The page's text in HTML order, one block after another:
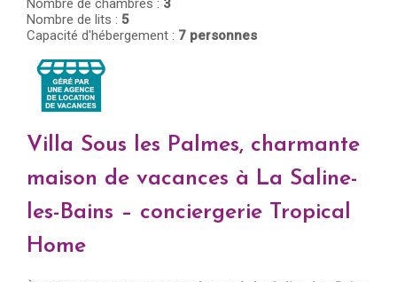
Nombre de chambres : 3
Nombre de lits : 5
Capacité d'hébergement : 7 personnes
Villa Sous les Palmes, charmante
maison de vacances à La Saline-
les-Bains – conciergerie Tropical
Home